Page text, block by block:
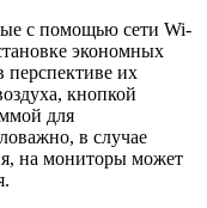
с помощью сети Wi-
экономных
их
кнопкой
для
в случае
на мониторы может